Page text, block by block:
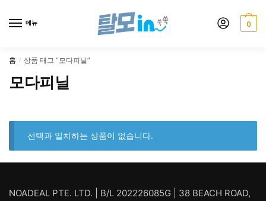
메뉴 0
홈 / 상품 태그 “모다피닐”
모다피닐
선택과 일치하는 상품이 없습니다.
NOADEAL PTE. LTD. | B/L 202226085G | 38 BEACH ROAD,